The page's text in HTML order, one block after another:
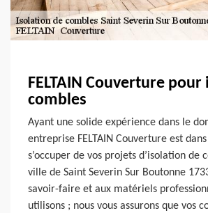
FELTAIN Couverture pour
combles
Ayant une solide expérience dans le
entreprise FELTAIN Couverture est
s’occuper de vos projets d’isolation de
ville de Saint Severin Sur Boutonne
savoir-faire et aux matériels
utilisons ; nous vous assurons que vos